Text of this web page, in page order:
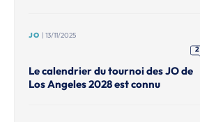
JO | 13/11/2025
2
Le calendrier du tournoi des JO de
Los Angeles 2028 est connu